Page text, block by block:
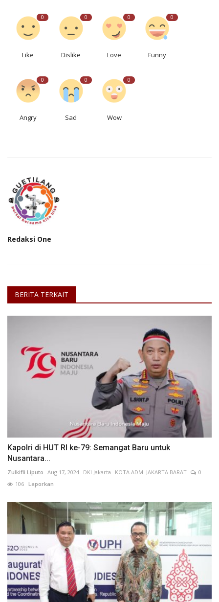
0
Like
0
Dislike
0
Love
0
Funny
0
Angry
0
Sad
0
Wow
Redaksi One
BERITA TERKAIT
Kapolri di HUT RI ke-79: Semangat Baru untuk
Nusantara...
Zulkifli Liputo Aug 17, 2024 DKI Jakarta KOTA ADM. JAKARTA BARAT
0
106 Laporkan